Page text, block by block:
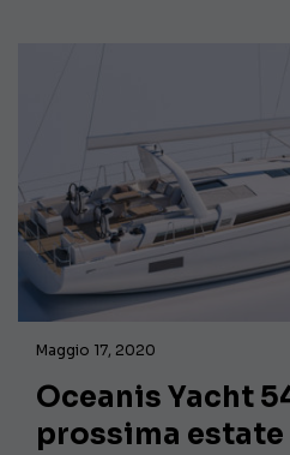
Maggio 17, 2020
Oceanis Yacht
prossima estate